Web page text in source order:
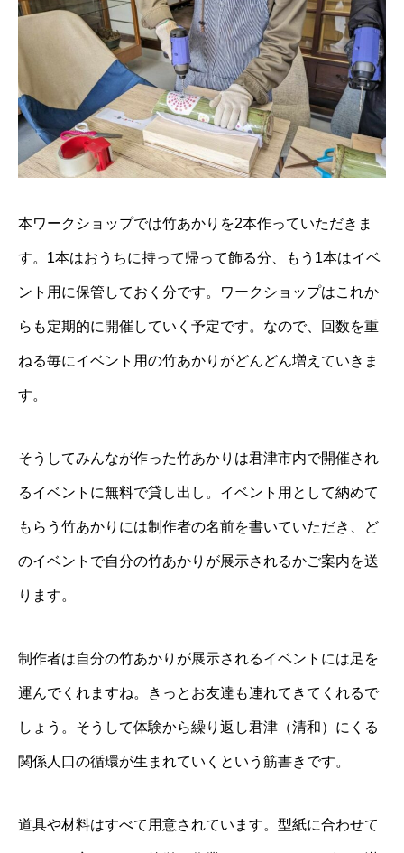
本ワークショップでは竹あかりを2本作っていただきま
す。1本はおうちに持って帰って飾る分、もう1本はイベ
ント用に保管しておく分です。ワークショップはこれか
らも定期的に開催していく予定です。なので、回数を重
ねる毎にイベント用の竹あかりがどんどん増えていきま
す。
そうしてみんなが作った竹あかりは君津市内で開催され
るイベントに無料で貸し出し。イベント用として納めて
もらう竹あかりには制作者の名前を書いていただき、ど
のイベントで自分の竹あかりが展示されるかご案内を送
ります。
制作者は自分の竹あかりが展示されるイベントには足を
運んでくれますね。きっとお友達も連れてきてくれるで
しょう。そうして体験から繰り返し君津（清和）にくる
関係人口の循環が生まれていくという筋書きです。
道具や材料はすべて用意されています。型紙に合わせて